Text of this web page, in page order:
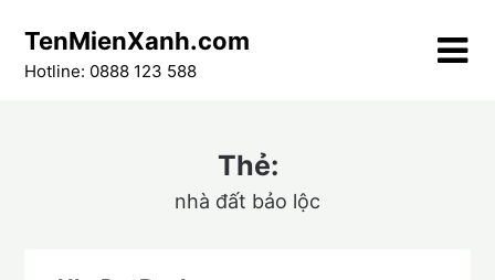
content
TenMienXanh.com
Hotline: 0888 123 588
Thẻ:
nhà đất bảo lộc